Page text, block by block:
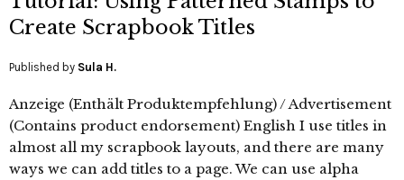
Create Scrapbook Titles
Published by Sula H.
Anzeige (Enthält Produktempfehlung) / Advertisement
(Contains product endorsement) English I use titles in
almost all my scrapbook layouts, and there are many
ways we can add titles to a page. We can use alpha